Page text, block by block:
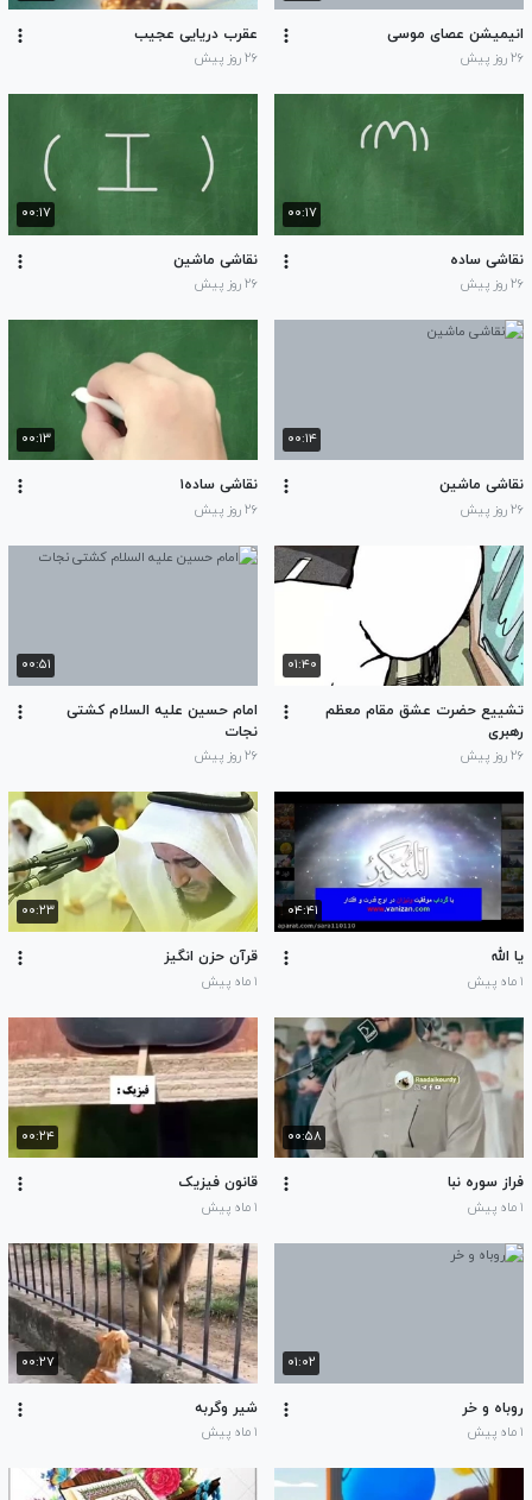
انیمیشن عصای موسی
۲۶ روز پیش
عقرب دریایی عجیب
۲۶ روز پیش
۰۰:۱۷
نقاشی ساده
۲۶ روز پیش
۰۰:۱۷
نقاشی ماشین
۲۶ روز پیش
۰۰:۱۴
نقاشی ماشین
۲۶ روز پیش
۰۰:۱۳
نقاشی ساده۱
۲۶ روز پیش
۰۱:۴۰
تشییع حضرت عشق مقام معظم
رهبری
۲۶ روز پیش
۰۰:۵۱
امام حسین علیه السلام کشتی
نجات
۲۶ روز پیش
۰۴:۴۱
یا الله
۱ ماه پیش
۰۰:۲۳
قرآن حزن انگیز
۱ ماه پیش
۰۰:۵۸
فراز سوره نبا
۱ ماه پیش
۰۰:۲۴
قانون فیزیک
۱ ماه پیش
۰۱:۰۲
روباه و خر
۱ ماه پیش
۰۰:۲۷
شیر و‌گربه
۱ ماه پیش